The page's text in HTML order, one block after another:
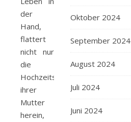
der
Hand,
flattert
nicht nur
die
Hochzeitseinladung
ihrer
Mutter
herein,
Oktober 2024
September 2024
August 2024
Juli 2024
Juni 2024